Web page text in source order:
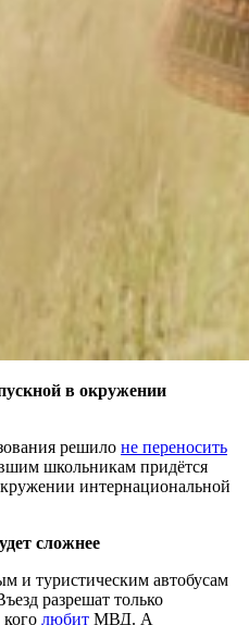
в окружении
решило не переносить
школьникам придётся
интернациональной
сложнее
и туристическим автобусам
разрешат только
любит МВД. А